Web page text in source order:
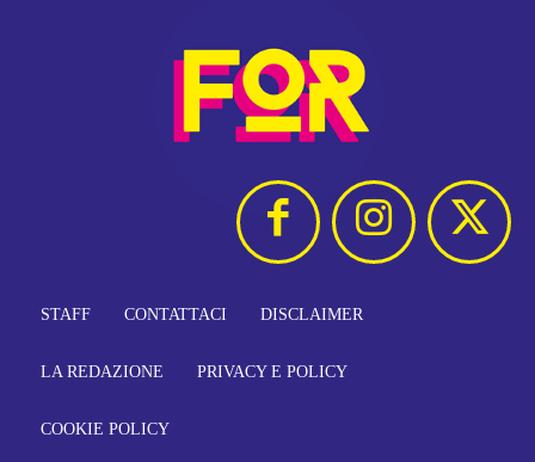
STAFF CONTATTACI DISCLAIMER
LA REDAZIONE PRIVACY E POLICY
COOKIE POLICY